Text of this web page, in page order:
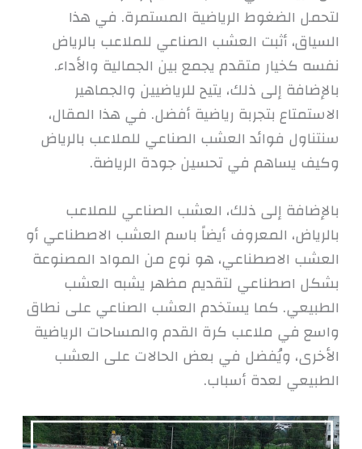
لتحمل الضغوط الرياضية المستمرة. في هذا
السياق، أثبت العشب الصناعي للملاعب بالرياض
نفسه كخيار متقدم يجمع بين الجمالية والأداء.
بالإضافة إلى ذلك، يتيح للرياضيين والجماهير
الاستمتاع بتجربة رياضية أفضل. في هذا المقال،
سنتناول فوائد العشب الصناعي للملاعب بالرياض
وكيف يساهم في تحسين جودة الرياضة.
بالإضافة إلى ذلك، العشب الصناعي للملاعب
بالرياض، المعروف أيضاً باسم العشب الاصطناعي أو
العشب الاصطناعي، هو نوع من المواد المصنوعة
بشكل اصطناعي لتقديم مظهر يشبه العشب
الطبيعي. كما يستخدم العشب الصناعي على نطاق
واسع في ملاعب كرة القدم والمساحات الرياضية
الأخرى، ويُفضل في بعض الحالات على العشب
الطبيعي لعدة أسباب.